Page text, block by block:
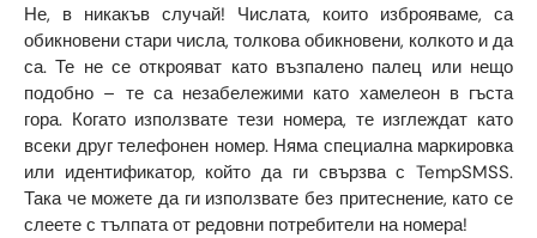
Не, в никакъв случай! Числата, които изброяваме, са
обикновени стари числа, толкова обикновени, колкото и да
са. Те не се открояват като възпалено палец или нещо
подобно – те са незабележими като хамелеон в гъста
гора. Когато използвате тези номера, те изглеждат като
всеки друг телефонен номер. Няма специална маркировка
или идентификатор, който да ги свързва с TempSMSS.
Така че можете да ги използвате без притеснение, като се
слеете с тълпата от редовни потребители на номера!